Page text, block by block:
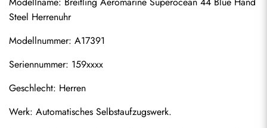
Steel Herrenuhr
Modellnummer: A17391
Seriennummer: 159xxxx
Geschlecht: Herren
Werk: Automatisches Selbstaufzugswerk.